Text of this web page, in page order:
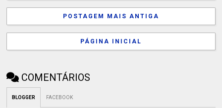
POSTAGEM MAIS ANTIGA
PÁGINA INICIAL
COMENTÁRIOS
BLOGGER FACEBOOK